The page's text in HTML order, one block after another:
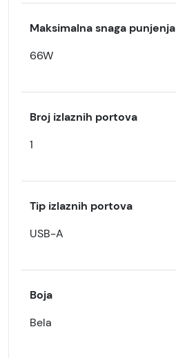
Maksimalna snaga punjenja
66W
Broj izlaznih portova
1
Tip izlaznih portova
USB-A
Boja
Bela